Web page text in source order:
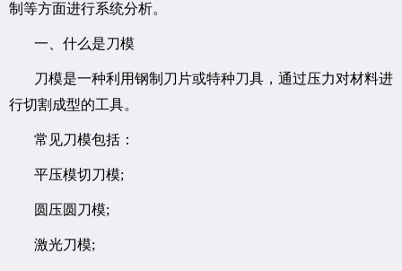
制等方面进行系统分析。
一、什么是刀模
刀模是一种利用钢制刀片或特种刀具，通过压力对材料进
行切割成型的工具。
常见刀模包括：
平压模切刀模;
圆压圆刀模;
激光刀模;